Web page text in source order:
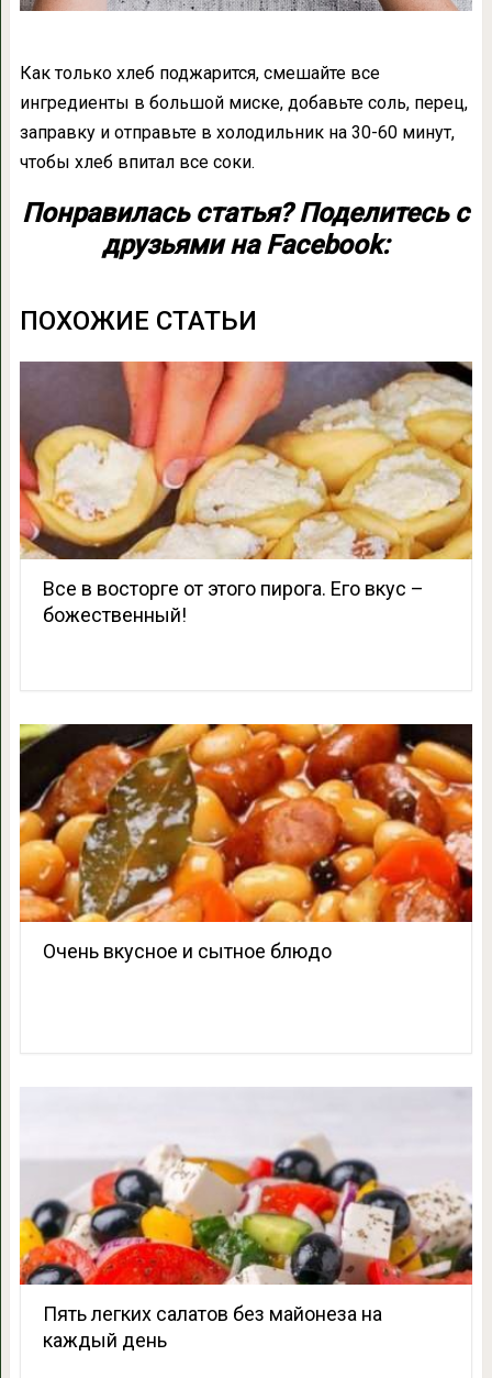
Как только хлеб поджарится, смешайте все
ингредиенты в большой миске, добавьте соль, перец,
заправку и отправьте в холодильник на 30-60 минут,
чтобы хлеб впитал все соки.
Понравилась статья? Поделитесь с
друзьями на Facebook:
ПОХОЖИЕ СТАТЬИ
Все в восторге от этого пирога. Его вкус –
божественный!
Очень вкусное и сытное блюдо
Пять легких салатов без майонеза на
каждый день